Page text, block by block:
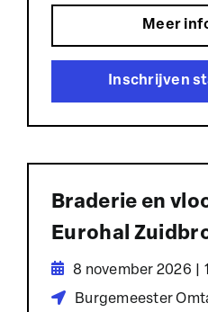
Meer
Inschrijven
Braderie en
Eurohal
8 november 2026 |
Burgemeester